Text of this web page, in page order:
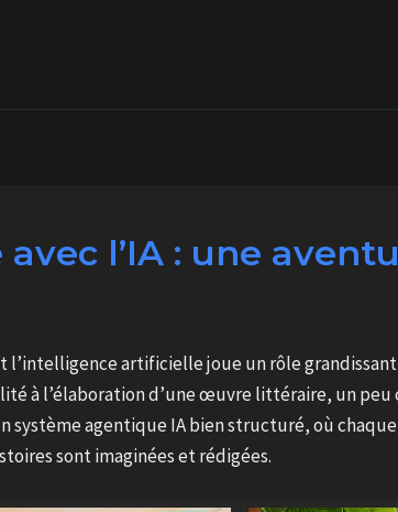
l’IA : une
artificielle joue un rôle
à l’élaboration d’une œuvre littéraire, un
système agentique IA bien structuré, où
sont imaginées et rédigées.